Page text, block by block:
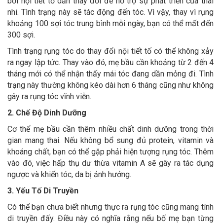
nhi. Tình trạng này sẽ tác động đến tóc. Vì vậy, thay vì rụng
khoảng 100 sợi tóc trung bình mỗi ngày, bạn có thể mất đến
300 sợi.
Tình trạng rụng tóc do thay đổi nội tiết tố có thể không xảy
ra ngay lập tức. Thay vào đó, mẹ bầu cần khoảng từ 2 đến 4
tháng mới có thể nhận thấy mái tóc đang dần mỏng đi. Tình
trạng này thường không kéo dài hơn 6 tháng cũng như không
gây ra rụng tóc vĩnh viễn.
2. Chế Độ Dinh Dưỡng
Cơ thể mẹ bầu cần thêm nhiều chất dinh dưỡng trong thời
gian mang thai. Nếu không bổ sung đủ protein, vitamin và
khoáng chất, bạn có thể gặp phải hiện tượng rụng tóc. Thêm
vào đó, việc hấp thụ dư thừa vitamin A sẽ gây ra tác dụng
ngược và khiến tóc, da bị ảnh hưởng.
3. Yếu Tố Di Truyền
Có thể bạn chưa biết nhưng thực ra rụng tóc cũng mang tính
di truyền đấy. Điều này có nghĩa rằng nếu bố mẹ bạn từng